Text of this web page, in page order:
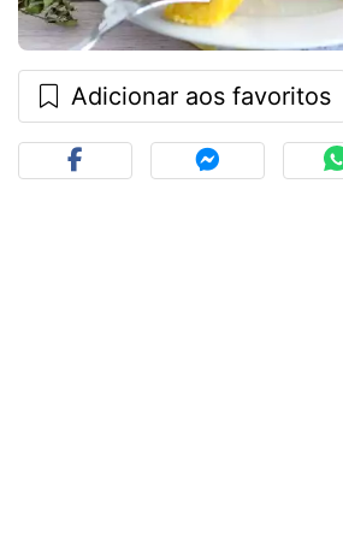
Adicionar aos favoritos